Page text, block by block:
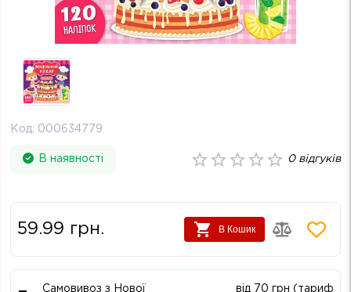
Код: 000634779
В наявності 0відгуків
59.99 грн. В Кошик
Самовивоз з Нової
від 70 грн (тариф